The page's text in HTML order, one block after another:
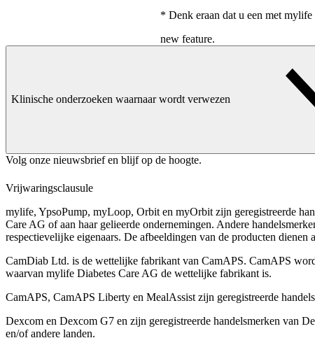
* Denk eraan dat u een met
new feature.
Klinische onderzoeken waarnaar wordt verwezen
Volg onze nieuwsbrief en blijf op de hoogte.
Vrijwaringsclausule
mylife, YpsoPump, myLoop, Orbit en myOrbit zijn geregistreerde
Care AG of aan haar gelieerde ondernemingen. Andere
respectievelĳke eigenaars. De afbeeldingen van de producten dienen
CamDiab Ltd. is de wettelijke fabrikant van CamAPS. CamAPS
waarvan mylife Diabetes Care AG de wettelijke fabrikant is.
CamAPS, CamAPS Liberty en MealAssist zijn geregistreerde
Dexcom en Dexcom G7 en zijn geregistreerde handelsmerken van
en/of andere landen.